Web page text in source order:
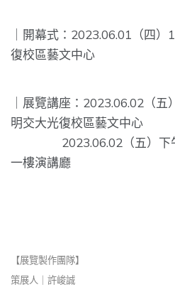
｜開幕式：2023.06.01（四
復校區藝文中心
｜展覽講座：2023.06.02（
明交大光復校區藝文中心
2023.06.02（五）下午
一樓演講廳
【展覽製作團隊】
策展人｜許峻誠